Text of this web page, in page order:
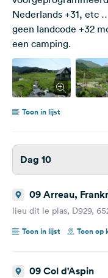
Nederlands +31, etc
geen landcode +32
een camping.
Toon in lijst
Dag 10
09 Arreau,
lieu dit le plas, D929,
Toon in lijst
Toon op
09 Col d'Aspin